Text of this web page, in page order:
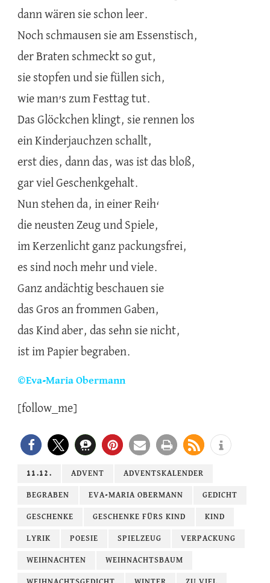
dann wären sie schon leer.
Noch schmausen sie am Essenstisch,
der Braten schmeckt so gut,
sie stopfen und sie füllen sich,
wie man’s zum Festtag tut.
Das Glöckchen klingt, sie rennen los
ein Kinderjauchzen schallt,
erst dies, dann das, was ist das bloß,
gar viel Geschenkgehalt.
Nun stehen da, in einer Reih‘
die neusten Zeug und Spiele,
im Kerzenlicht ganz packungsfrei,
es sind noch mehr und viele.
Ganz andächtig beschauen sie
das Gros an frommen Gaben,
das Kind aber, das sehn sie nicht,
ist im Papier begraben.
©Eva-Maria Obermann
[follow_me]
11.12. ADVENT ADVENTSKALENDER
BEGRABEN EVA-MARIA OBERMANN GEDICHT
GESCHENKE GESCHENKE FÜRS KIND KIND
LYRIK POESIE SPIELZEUG VERPACKUNG
WEIHNACHTEN WEIHNACHTSBAUM